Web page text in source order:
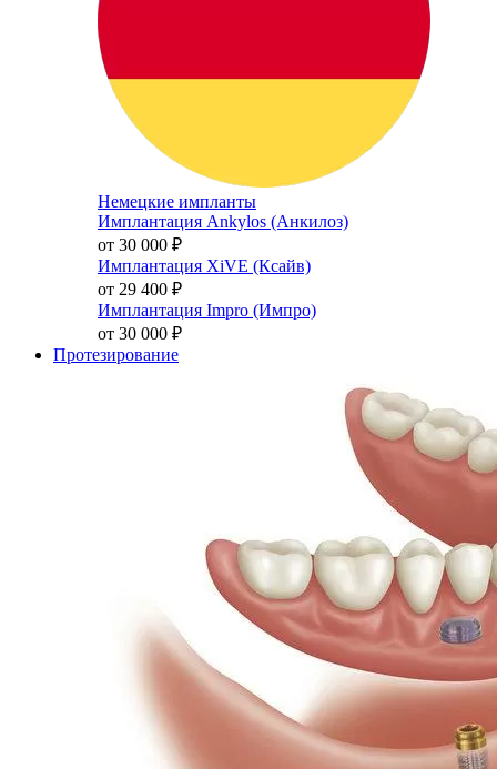
Немецкие импланты
Имплантация Ankylos (Анкилоз)
от 30 000 ₽
Имплантация XiVE (Ксайв)
от 29 400 ₽
Имплантация Impro (Импро)
от 30 000 ₽
Протезирование